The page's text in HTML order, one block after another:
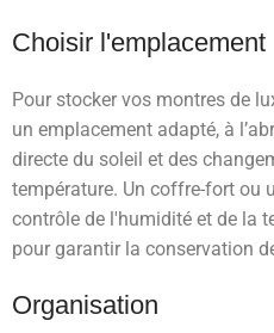
Choisir l'emplacement
Pour stocker vos montres de
un emplacement adapté, à
directe du soleil et des
température. Un coffre-fort ou
contrôle de l'humidité et de la
pour garantir la conservation
Organisation